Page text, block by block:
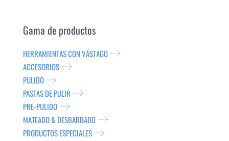
Gama de productos
HERRAMIENTAS CON VÁSTAGO
ACCESORIOS
PULIDO
PASTAS DE PULIR
PRE-PULIDO
MATEADO & DESBARBADO
PRODUCTOS ESPECIALES